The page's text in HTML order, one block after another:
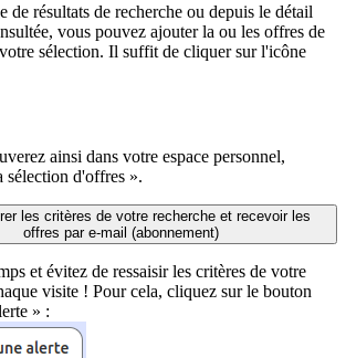
de résultats de recherche ou depuis le détail
vous pouvez ajouter la ou les offres de
sélection. Il suffit de cliquer sur l'icône
ainsi dans votre espace personnel,
sélection d'offres ».
les critères de votre recherche et recevoir les
offres par e-mail (abonnement)
et évitez de ressaisir les critères de votre
visite ! Pour cela, cliquez sur le bouton
» :